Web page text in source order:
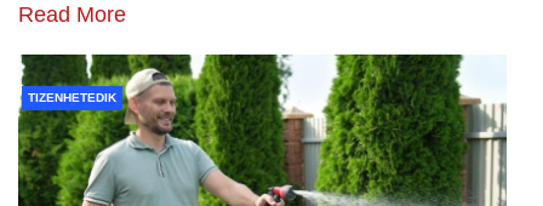
Read More
TIZENHETEDIK